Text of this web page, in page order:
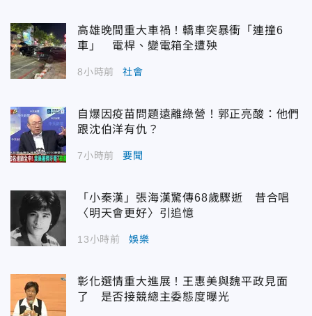
高雄晚間重大車禍！轎車突暴衝「連撞6
車」 電桿、變電箱全遭殃
8小時前 社會
自爆因疫苗問題遠離綠營！郭正亮酸：他們
跟沈伯洋有仇？
7小時前 要聞
「小秦漢」張海漢驚傳68歲驟逝 昔合唱
〈明天會更好〉引追憶
13小時前 娛樂
彰化選情重大進展！王惠美與魏平政見面
了 是否接競總主委態度曝光